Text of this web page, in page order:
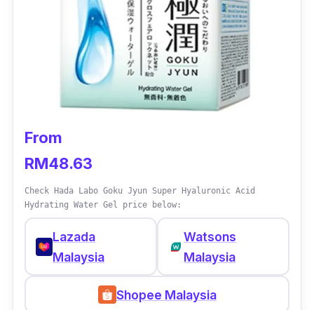
From
RM48.63
Check Hada Labo Goku Jyun Super Hyaluronic Acid
Hydrating Water Gel price below:
Lazada
Malaysia
Watsons
Malaysia
Shopee Malaysia